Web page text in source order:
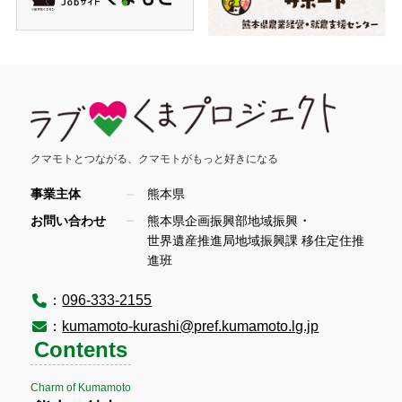
クマモトとつながる、 クマモトがもっと好きになる
事業主体
熊本県
お問い合わせ
熊本県企画振興部地域振興 ・
世界遺産推進局地域振興課 移住定住推
進班
：096-333-2155
： kumamoto-kurashi@pref.kumamoto.lg.jp
Contents
Charm of Kumamoto